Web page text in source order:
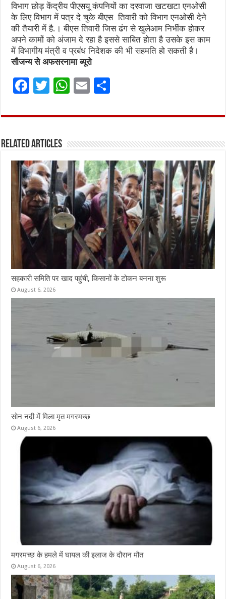
विभाग छोड़ केंद्रीय पीएसयू कंपनियों का दरवाजा खटखटा एनओसी
के लिए विभाग में पत्र दे चुके बीएस तिवारी को विभाग एनओसी देने
की तैयारी में है.। बीएस तिवारी जिस ढंग से खुलेआम निर्भीक होकर
अपने कामों को अंजाम दे रहा है इससे साबित होता है उसके इस काम
में विभागीय मंत्री व प्रबंध निदेशक की भी सहमति हो सकती है।
सौजन्य से अफसरनामा ब्यूरो
F
ce
o
o
k
T
it
r
W
at
A
p
p
E
ai ar
Related Articles
सहकारी समिति पर खाद पहुंची, किसानों के टोकन बनना शुरू
August 6, 2026
सोन नदी में मिला मृत मगरमच्छ
August 6, 2026
मगरमच्छ के हमले में घायल की इलाज के दौरान मौत
August 6, 2026